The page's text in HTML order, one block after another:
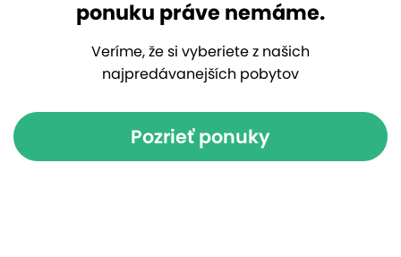
ponuku práve nemáme.
Veríme, že si vyberiete z našich
najpredávanejších pobytov
Pozrieť ponuky